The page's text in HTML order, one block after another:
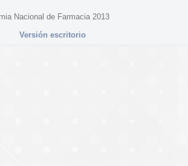
Nacional de Farmacia 2013
Versión escritorio